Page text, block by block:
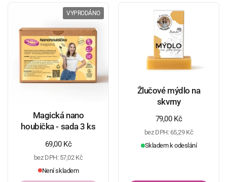
Magická nano
houbička - sada 3 ks
Běžná cena
69,00 Kč
bez DPH: 57,02 Kč
Není skladem
VYPRODÁNO
Žlučové mýdlo na
skvrny
Běžná cena
79,00 Kč
bez DPH: 65,29 Kč
Skladem k odeslání